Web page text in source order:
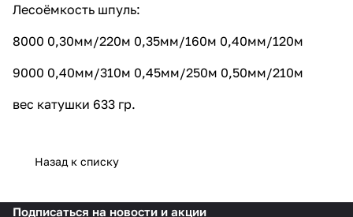
Лесоёмкость шпуль:
8000 0,30мм/220м 0,35мм/160м 0,40мм/120м
9000 0,40мм/310м 0,45мм/250м 0,50мм/210м
вес катушки 633 гр.
Назад к списку
Подписаться на новости и акции